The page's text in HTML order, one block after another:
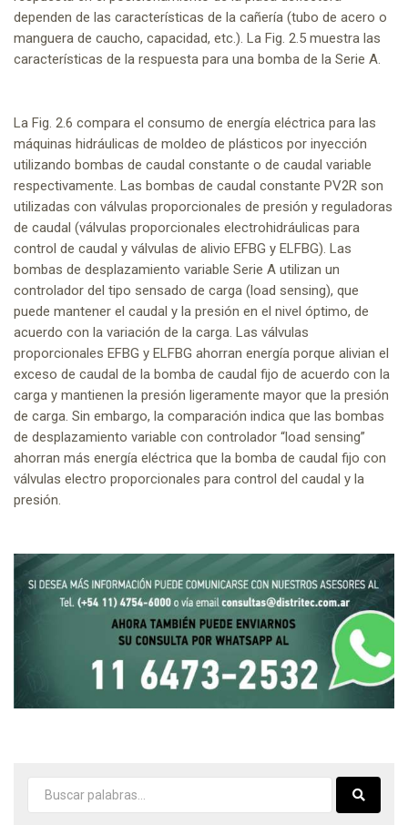
dependen de las características de la cañería (tubo de acero o
manguera de caucho, capacidad, etc.). La Fig. 2.5 muestra las
características de la respuesta para una bomba de la Serie A.
La Fig. 2.6 compara el consumo de energía eléctrica para las
máquinas hidráulicas de moldeo de plásticos por inyección
utilizando bombas de caudal constante o de caudal variable
respectivamente. Las bombas de caudal constante PV2R son
utilizadas con válvulas proporcionales de presión y reguladoras
de caudal (válvulas proporcionales electrohidráulicas para
control de caudal y válvulas de alivio EFBG y ELFBG). Las
bombas de desplazamiento variable Serie A utilizan un
controlador del tipo sensado de carga (load sensing), que
puede mantener el caudal y la presión en el nivel óptimo, de
acuerdo con la variación de la carga. Las válvulas
proporcionales EFBG y ELFBG ahorran energía porque alivian el
exceso de caudal de la bomba de caudal fijo de acuerdo con la
carga y mantienen la presión ligeramente mayor que la presión
de carga. Sin embargo, la comparación indica que las bombas
de desplazamiento variable con controlador “load sensing”
ahorran más energía eléctrica que la bomba de caudal fijo con
válvulas electro proporcionales para control del caudal y la
presión.